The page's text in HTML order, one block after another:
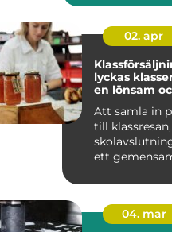
löpande red...
02. apr
lyckas
en lönsam
Att samla in
till klassresan,
ett
natu...
04. mar